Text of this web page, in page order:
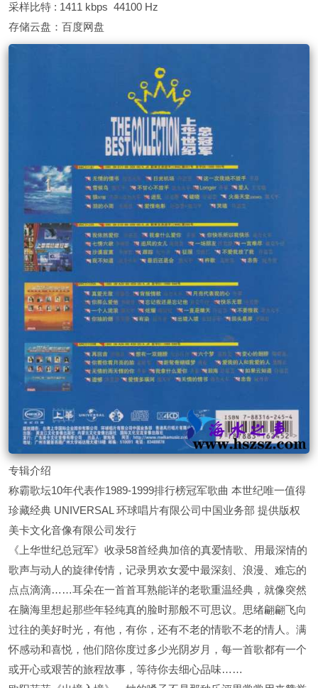
采样比特 : 1411 kbps 44100 Hz
存储云盘：百度网盘
专辑介绍
称霸歌坛10年代表作1989-1999排行榜冠军歌曲 本世纪唯一值得
珍藏经典 UNIVERSAL 环球唱片有限公司中国业务部 提供版权
美卡文化音像有限公司发行
《上华世纪总冠军》收录58首经典加倍的真爱情歌、用最深情的
歌声与动人的旋律传情，记录男欢女爱中最深刻、浪漫、难忘的
点点滴滴……耳朵在一首首耳熟能详的老歌重温经典，就像突然
在脑海里想起那些年轻纯真的脸时那般不可思议。思绪翩翩飞向
过往的美好时光，有他，有你，还有不老的情歌不老的情人。满
怀感动和喜悦，他们陪你度过多少光阴岁月，每一首歌都有一个
或开心或艰苦的旅程故事，等待你去细心品味……